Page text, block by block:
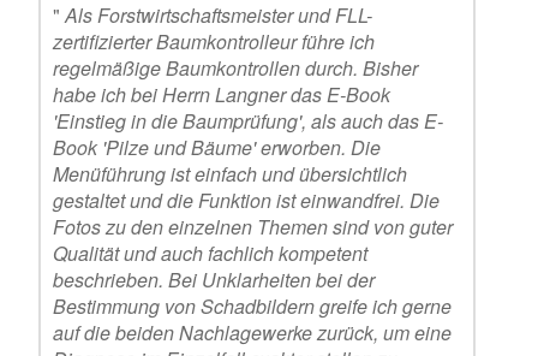
"Als Forstwirtschaftsmeister und FLL-
zertifizierter Baumkontrolleur führe ich
regelmäßige Baumkontrollen durch. Bisher
habe ich bei Herrn Langner das E-Book
'Einstieg in die Baumprüfung', als auch das E-
Book 'Pilze und Bäume' erworben. Die
Menüführung ist einfach und übersichtlich
gestaltet und die Funktion ist einwandfrei. Die
Fotos zu den einzelnen Themen sind von guter
Qualität und auch fachlich kompetent
beschrieben. Bei Unklarheiten bei der
Bestimmung von Schadbildern greife ich gerne
auf die beiden Nachlagewerke zurück, um eine